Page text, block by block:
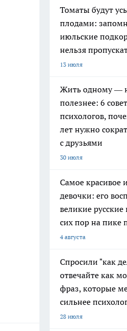
Томаты будут
плодами:
июльские
нельзя
13 июля
Жить одному —
полезнее: 6
психологов,
лет нужно
с друзьями
30 июля
Самое красивое
девочки: его
великие русские
сих пор на пике
4 августа
Спросили "как
отвечайте как
фраз, которые
сильнее
28 июля